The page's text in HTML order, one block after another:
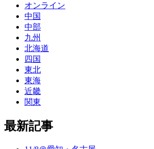
オンライン
中国
中部
九州
北海道
四国
東北
東海
近畿
関東
最新記事